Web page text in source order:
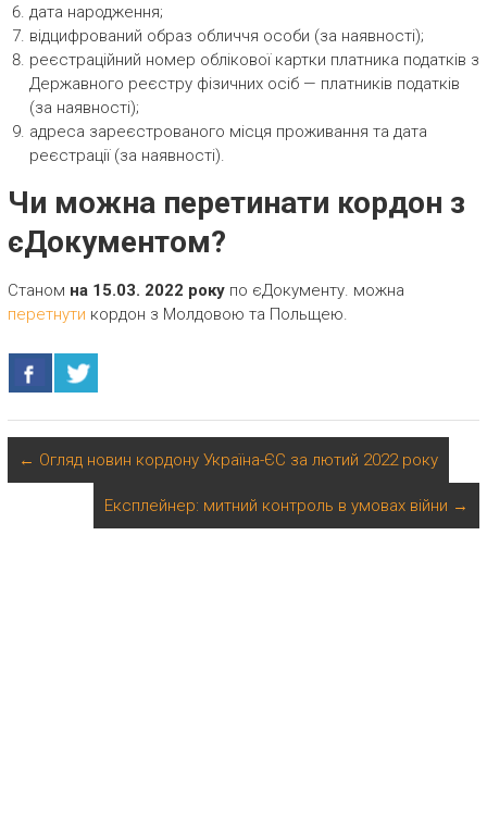
дата народження;
відцифрований образ обличчя особи (за наявності);
реєстраційний номер облікової картки платника податків з
Державного реєстру фізичних осіб — платників податків
(за наявності);
адреса зареєстрованого місця проживання та дата
реєстрації (за наявності).
Чи можна перетинати кордон з
єДокументом?
Станом на 15.03. 2022 року по єДокументу. можна
перетнути кордон з Молдовою та Польщею.
← Огляд новин кордону Україна-ЄС за лютий 2022 року
Експлейнер: митний контроль в умовах війни →